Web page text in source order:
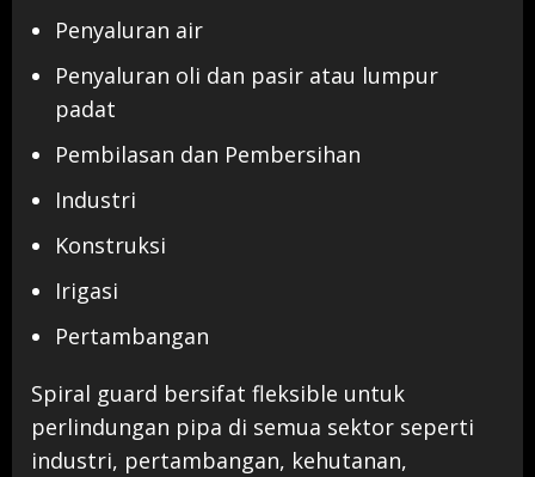
Penyaluran air
Penyaluran oli dan pasir atau lumpur
padat
Pembilasan dan Pembersihan
Industri
Konstruksi
Irigasi
Pertambangan
Spiral guard bersifat fleksible untuk
perlindungan pipa di semua sektor seperti
industri, pertambangan, kehutanan,